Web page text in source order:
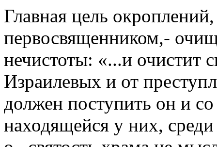
Главная цель
первосвященником,-
нечистоты: «...и очистит
Израилевых и от
должен поступить он и
находящейся у них,